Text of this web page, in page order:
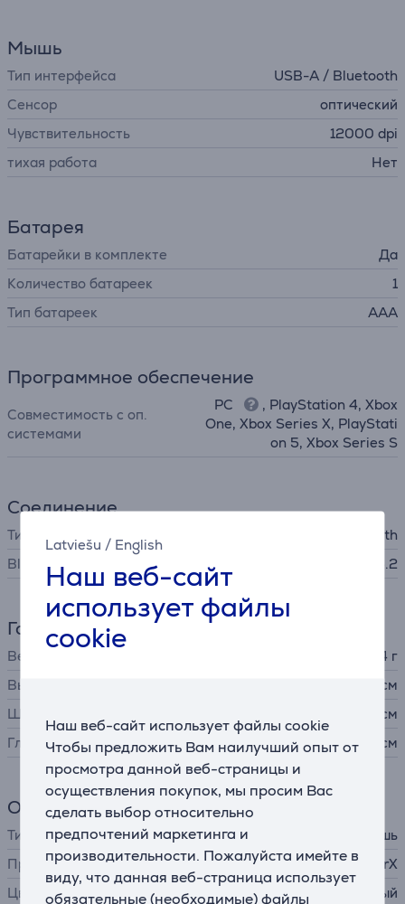
Latviešu / English
Наш веб-сайт
использует файлы
cookie
Наш веб-сайт использует файлы cookie
Чтобы предложить Вам наилучший опыт от
просмотра данной веб-страницы и
осуществления покупок, мы просим Вас
сделать выбор относительно
предпочтений маркетинга и
производительности. Пожалуйста имейте в
виду, что данная веб-страница использует
обязательные (необходимые) файлы
Мышь
Тип интерфейса
USB-A / Bluetooth
Сенсор
оптический
Чувствительность
12000 dpi
тихая работа
Нет
Батарея
Батарейки в комплекте
Да
Количество батареек
1
Тип батареек
AAA
Программное обеспечение
Совместимость с оп.
системами
PC
, PlayStation 4, Xbox
One, Xbox Series X, PlayStati
on 5, Xbox Series S
Соединение
Тип штекера
USB-A, Bluetooth
Bluetooth
Bluetooth 5.2
Габариты
Вес
68,04 г
Высота
12,43 см
Ширина
6,68 см
Глубина
3,82 см
Общий параметр
Тип устройства
беспроводная мышь
Производитель
HyperX
Цвет
черный